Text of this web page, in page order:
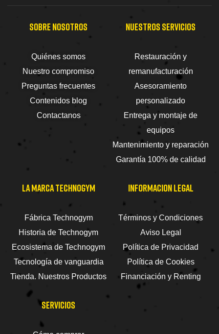
SOBRE NOSOTROS
Quiénes somos
Nuestro compromiso
Preguntas frecuentes
Contenidos blog
Contactanos
NUESTROS SERVICIOS
Restauración y
remanufacturación
Asesoramiento
personalizado
Entrega y montaje de
equipos
Mantenimiento y reparación
Garantía 100% de calidad
LA MARCA TECHNOGYM
Fábrica Technogym
Historia de Technogym
Ecosistema de Technogym
Tecnología de vanguardia
Tienda. Nuestros Productos
INFORMACION LEGAL
Términos y Condiciones
Aviso Legal
Política de Privacidad
Política de Cookies
Financiación y Renting
SERVICIOS